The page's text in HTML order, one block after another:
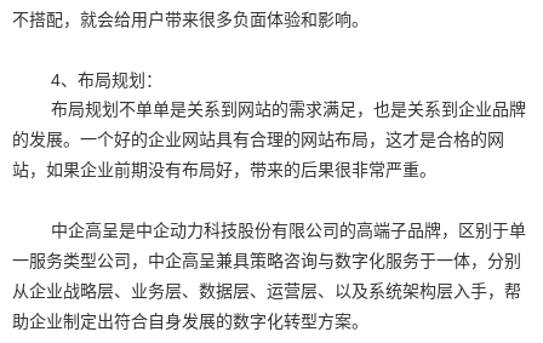
不搭配，就会给用户带来很多负面体验和影响。
4、布局规划：
布局规划不单单是关系到网站的需求满足，也是关系到企业品牌
的发展。一个好的企业网站具有合理的网站布局，这才是合格的网
站，如果企业前期没有布局好，带来的后果很非常严重。
中企高呈是中企动力科技股份有限公司的高端子品牌，区别于单
一服务类型公司，中企高呈兼具策略咨询与数字化服务于一体，分别
从企业战略层、业务层、数据层、运营层、以及系统架构层入手，帮
助企业制定出符合自身发展的数字化转型方案。